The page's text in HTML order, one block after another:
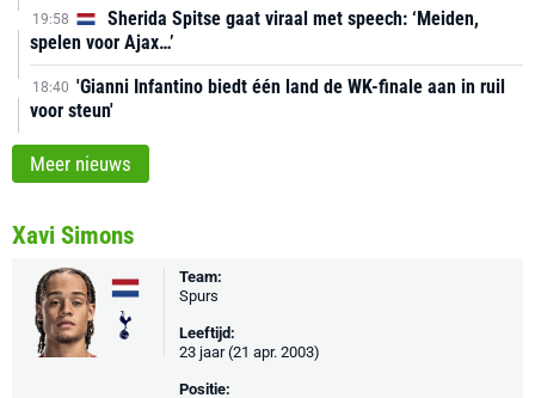
19:58
Sherida Spitse gaat viraal met speech: ‘Meiden,
spelen voor Ajax…’
18:40 'Gianni Infantino biedt één land de WK-finale aan in ruil
voor steun'
Meer nieuws
Xavi Simons
Team:
Spurs
Leeftijd:
23 jaar (21 apr. 2003)
Positie: